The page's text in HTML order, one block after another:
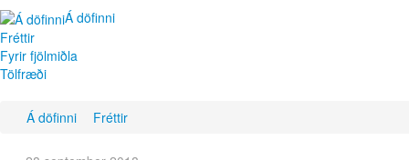
Á döfinni
Fréttir
Fyrir fjölmiðla
Tölfræði
Á döfinni Fréttir